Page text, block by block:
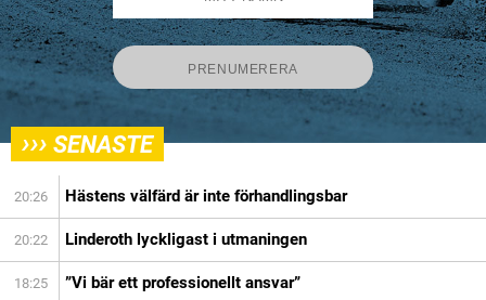
››› SENASTE
20:26 Hästens välfärd är inte förhandlingsbar
20:22 Linderoth lyckligast i utmaningen
18:25 ”Vi bär ett professionellt ansvar”